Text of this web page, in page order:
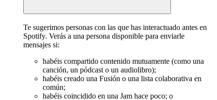
Te sugerimos personas con las que has interactuado antes en
Spotify. Verás a una persona disponible para enviarle
mensajes si:
habéis compartido contenido mutuamente (como una
canción, un pódcast o un audiolibro);
habéis creado una Fusión o una lista colaborativa en
común;
habéis coincidido en una Jam hace poco; o